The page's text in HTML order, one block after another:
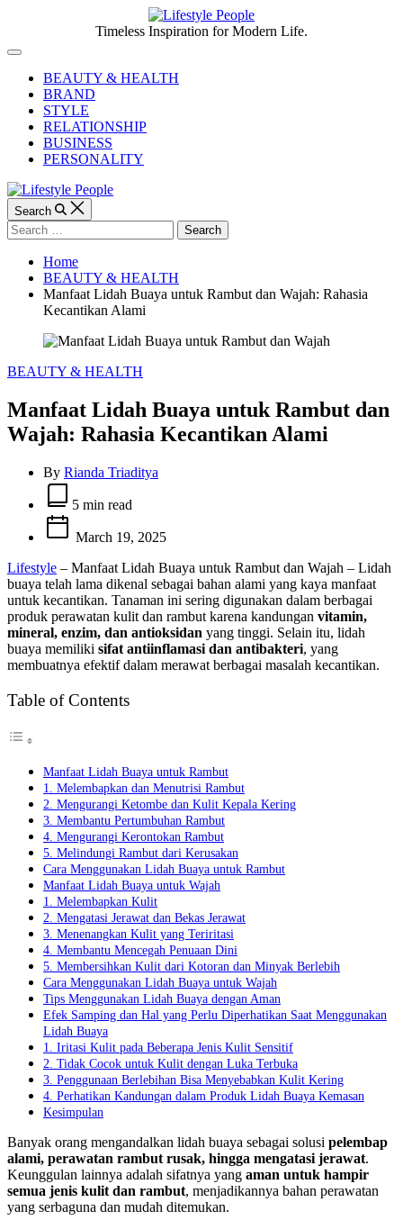
content
People
Timeless Inspiration for Modern Life.
Off
CanvasBEAUTY & HEALTH
BRAND
STYLE
RELATIONSHIP
BUSINESS
PERSONALITY
Search
Search
for:
Home
BEAUTY & HEALTH
Manfaat Lidah Buaya untuk Rambut dan Wajah: Rahasia
Kecantikan Alami
Categories
BEAUTY & HEALTH
Manfaat Lidah Buaya untuk Rambut dan
Wajah: Rahasia Kecantikan Alami
By Rianda Triaditya
Estimated
read
time
5 min read
March 19, 2025
Lifestyle – Manfaat Lidah Buaya untuk Rambut dan Wajah – Lidah
buaya telah lama dikenal sebagai bahan alami yang kaya manfaat
untuk kecantikan. Tanaman ini sering digunakan dalam berbagai
produk perawatan kulit dan rambut karena kandungan vitamin,
mineral, enzim, dan antioksidan yang tinggi. Selain itu, lidah
buaya memiliki sifat antiinflamasi dan antibakteri, yang
membuatnya efektif dalam merawat berbagai masalah kecantikan.
Table of Contents
Manfaat Lidah Buaya untuk Rambut
1. Melembapkan dan Menutrisi Rambut
2. Mengurangi Ketombe dan Kulit Kepala Kering
3. Membantu Pertumbuhan Rambut
4. Mengurangi Kerontokan Rambut
5. Melindungi Rambut dari Kerusakan
Cara Menggunakan Lidah Buaya untuk Rambut
Manfaat Lidah Buaya untuk Wajah
1. Melembapkan Kulit
2. Mengatasi Jerawat dan Bekas Jerawat
3. Menenangkan Kulit yang Teriritasi
4. Membantu Mencegah Penuaan Dini
5. Membersihkan Kulit dari Kotoran dan Minyak Berlebih
Cara Menggunakan Lidah Buaya untuk Wajah
Tips Menggunakan Lidah Buaya dengan Aman
Efek Samping dan Hal yang Perlu Diperhatikan Saat Menggunakan
Lidah Buaya
1. Iritasi Kulit pada Beberapa Jenis Kulit Sensitif
2. Tidak Cocok untuk Kulit dengan Luka Terbuka
3. Penggunaan Berlebihan Bisa Menyebabkan Kulit Kering
4. Perhatikan Kandungan dalam Produk Lidah Buaya Kemasan
Kesimpulan
Banyak orang mengandalkan lidah buaya sebagai solusi pelembap
alami, perawatan rambut rusak, hingga mengatasi jerawat.
Keunggulan lainnya adalah sifatnya yang aman untuk hampir
semua jenis kulit dan rambut, menjadikannya bahan perawatan
yang serbaguna dan mudah ditemukan.